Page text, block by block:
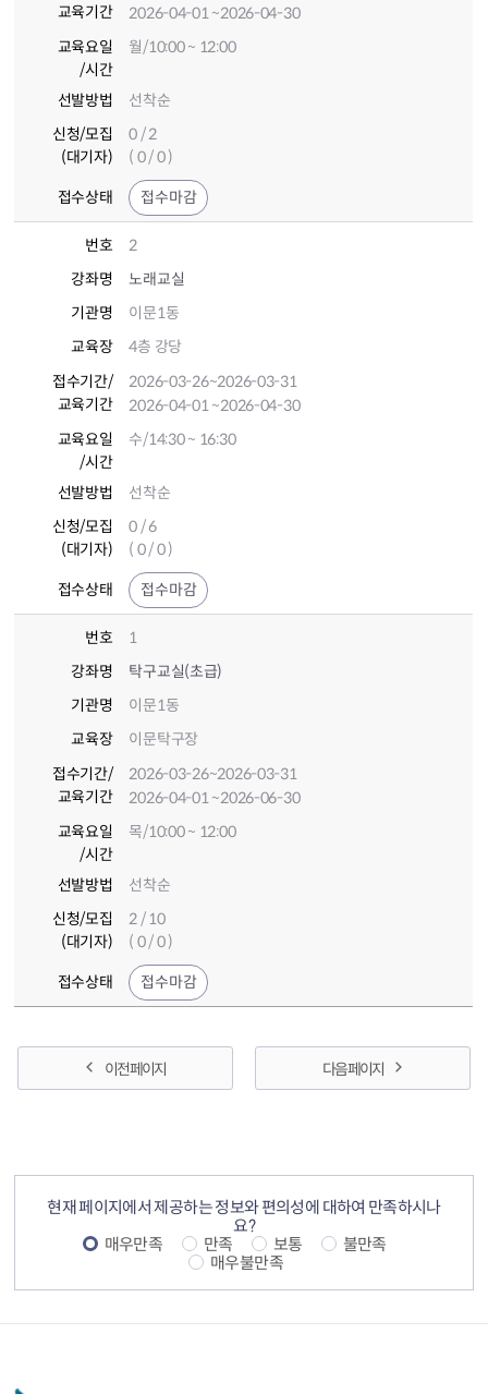
교육기간
2026-04-01 ~2026-04-30
교육요일
/시간
월/10:00 ~ 12:00
선발방법
선착순
신청/모집
(대기자)
0 / 2
( 0 / 0 )
접수상태 접수마감
번호
2
강좌명
노래교실
기관명
이문1동
교육장
4층 강당
접수기간/
교육기간
2026-03-26~2026-03-31
2026-04-01 ~2026-04-30
교육요일
/시간
수/14:30 ~ 16:30
선발방법
선착순
신청/모집
(대기자)
0 / 6
( 0 / 0 )
접수상태 접수마감
번호
1
강좌명
탁구교실(초급)
기관명
이문1동
교육장
이문탁구장
접수기간/
교육기간
2026-03-26~2026-03-31
2026-04-01 ~2026-06-30
교육요일
/시간
목/10:00 ~ 12:00
선발방법
선착순
신청/모집
(대기자)
2 / 10
( 0 / 0 )
접수상태 접수마감
이전 페이지 다음 페이지
현재 페이지에서 제공하는 정보와 편의성에 대하여 만족하시나
요?
매우만족
만족 보통
불만족
매우불만족